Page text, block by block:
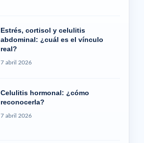
Estrés, cortisol y celulitis
abdominal: ¿cuál es el vínculo
real?
7 abril 2026
Celulitis hormonal: ¿cómo
reconocerla?
7 abril 2026